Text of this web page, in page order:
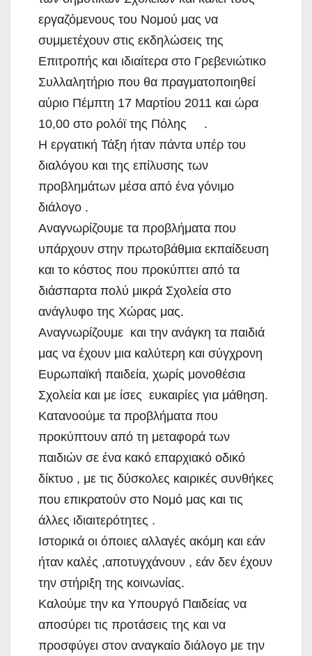
εργαζόμενους του Νομού μας να
συμμετέχουν στις εκδηλώσεις της
Επιτροπής και ιδιαίτερα στο Γρεβενιώτικο
Συλλαλητήριο που θα πραγματοποιηθεί
αύριο Πέμπτη 17 Μαρτίου 2011 και ώρα
10,00 στο ρολόϊ της Πόλης .
Η εργατική Τάξη ήταν πάντα υπέρ του
διαλόγου και της επίλυσης των
προβλημάτων μέσα από ένα γόνιμο
διάλογο .
Αναγνωρίζουμε τα προβλήματα που
υπάρχουν στην πρωτοβάθμια εκπαίδευση
και το κόστος που προκύπτει από τα
διάσπαρτα πολύ μικρά Σχολεία στο
ανάγλυφο της Χώρας μας.
Αναγνωρίζουμε και την ανάγκη τα παιδιά
μας να έχουν μια καλύτερη και σύγχρονη
Ευρωπαϊκή παιδεία, χωρίς μονοθέσια
Σχολεία και με ίσες ευκαιρίες για μάθηση.
Κατανοούμε τα προβλήματα που
προκύπτουν από τη μεταφορά των
παιδιών σε ένα κακό επαρχιακό οδικό
δίκτυο , με τις δύσκολες καιρικές συνθήκες
που επικρατούν στο Νομό μας και τις
άλλες ιδιαιτερότητες .
Ιστορικά οι όποιες αλλαγές ακόμη και εάν
ήταν καλές ,αποτυγχάνουν , εάν δεν έχουν
την στήριξη της κοινωνίας.
Καλούμε την κα Υπουργό Παιδείας να
αποσύρει τις προτάσεις της και να
προσφύγει στον αναγκαίο διάλογο με την